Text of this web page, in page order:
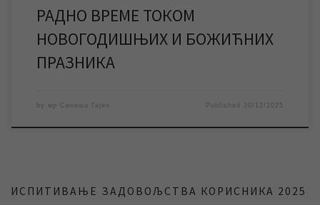
РАДНО ВРЕМЕ ТОКОМ
НОВОГОДИШЊИХ И БОЖИЋНИХ
ПРАЗНИКА
by мр Синиша Гајин Published 30/12/2025
ИСПИТИВАЊЕ ЗАДОВОЉСТВА КОРИСНИКА 2025